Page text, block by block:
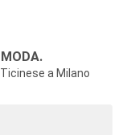
a Milano